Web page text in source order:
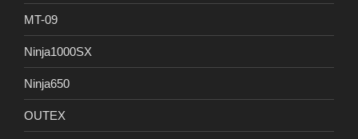
MT-09
Ninja1000SX
Ninja650
OUTEX